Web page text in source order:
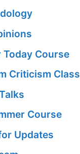
Course
Criticism Class
Course
Updates